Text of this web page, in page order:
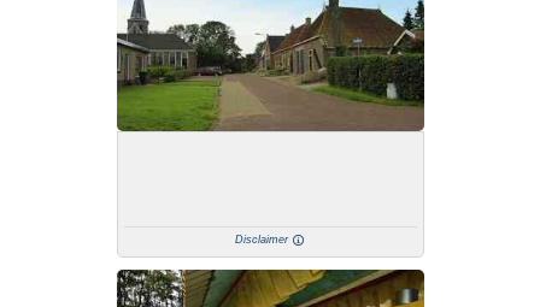
Disclaimer